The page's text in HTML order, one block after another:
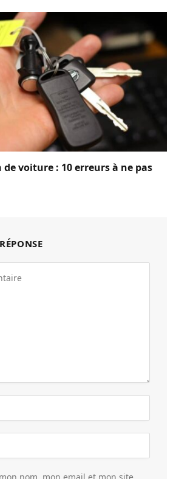
voiture : 10 erreurs à ne pas